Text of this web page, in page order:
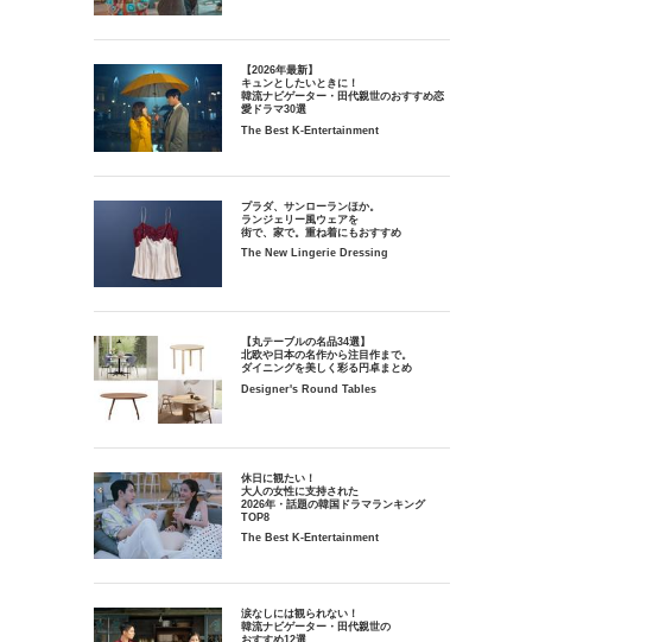
【2026年最新】
キュンとしたいときに！
韓流ナビゲーター・田代親世のおすすめ恋
愛ドラマ30選
The Best K-Entertainment
プラダ、サンローランほか。
ランジェリー風ウェアを
街で、家で。重ね着にもおすすめ
The New Lingerie Dressing
【丸テーブルの名品34選】
北欧や日本の名作から注目作まで。
ダイニングを美しく彩る円卓まとめ
Designer's Round Tables
休日に観たい！
大人の女性に支持された
2026年・話題の韓国ドラマランキング
TOP8
The Best K-Entertainment
涙なしには観られない！
韓流ナビゲーター・田代親世の